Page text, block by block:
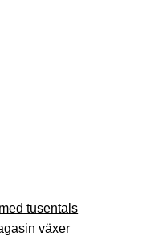
tusentals
växer